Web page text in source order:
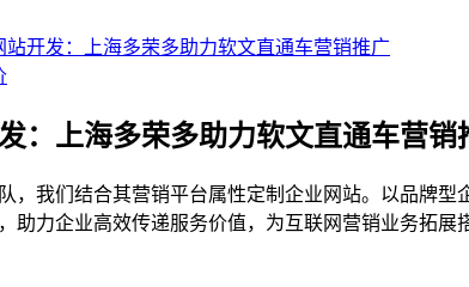
站开发：上海多荣多助力软文直通车营销推广
：上海多荣多助力软文直通车营销
，我们结合其营销平台属性定制企业网站。以品牌
助力企业高效传递服务价值，为互联网营销业务拓展